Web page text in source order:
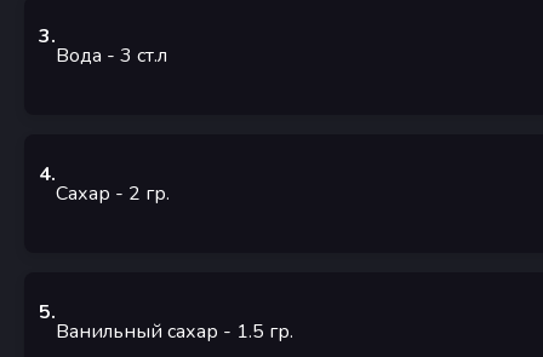
3.
Вода - 3 ст.л
4.
Сахар - 2 гр.
5.
Ванильный сахар - 1.5 гр.